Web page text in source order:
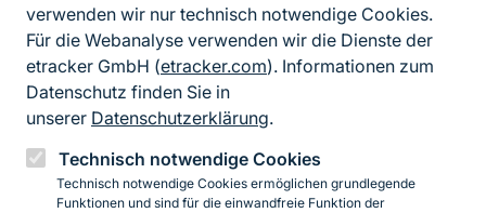
verwenden wir nur technisch notwendige Cookies.
Für die Webanalyse verwenden wir die Dienste der
etracker GmbH (etracker.com). Informationen zum
Datenschutz finden Sie in
unserer Datenschutzerklärung.
Technisch notwendige Cookies
Technisch notwendige Cookies ermöglichen grundlegende
Funktionen und sind für die einwandfreie Funktion der
FußzeileKontakt zum BfN
Kontaktformular
Erklärung zur Barrierefreiheit
Impressum
Datenschutz